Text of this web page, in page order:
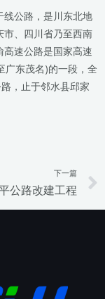
线公路，是川东北地
市、四川省乃至西南
速公路是国家高速
广东茂名)的一段，全
，止于邻水县邱家
下一篇
公路改建工程